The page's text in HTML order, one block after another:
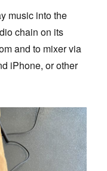
music into the
chain on its
and to mixer via
iPhone, or other